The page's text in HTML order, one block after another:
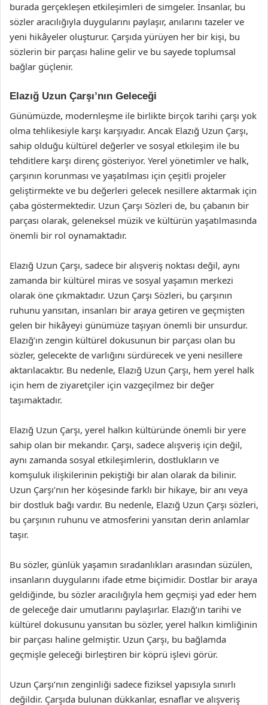
burada gerçekleşen etkileşimleri de simgeler. İnsanlar, bu
sözler aracılığıyla duygularını paylaşır, anılarını tazeler ve
yeni hikâyeler oluşturur. Çarşıda yürüyen her bir kişi, bu
sözlerin bir parçası haline gelir ve bu sayede toplumsal
bağlar güçlenir.
Elazığ Uzun Çarşı’nın Geleceği
Günümüzde, modernleşme ile birlikte birçok tarihi çarşı yok
olma tehlikesiyle karşı karşıyadır. Ancak Elazığ Uzun Çarşı,
sahip olduğu kültürel değerler ve sosyal etkileşim ile bu
tehditlere karşı direnç gösteriyor. Yerel yönetimler ve halk,
çarşının korunması ve yaşatılması için çeşitli projeler
geliştirmekte ve bu değerleri gelecek nesillere aktarmak için
çaba göstermektedir. Uzun Çarşı Sözleri de, bu çabanın bir
parçası olarak, geleneksel müzik ve kültürün yaşatılmasında
önemli bir rol oynamaktadır.
Elazığ Uzun Çarşı, sadece bir alışveriş noktası değil, aynı
zamanda bir kültürel miras ve sosyal yaşamın merkezi
olarak öne çıkmaktadır. Uzun Çarşı Sözleri, bu çarşının
ruhunu yansıtan, insanları bir araya getiren ve geçmişten
gelen bir hikâyeyi günümüze taşıyan önemli bir unsurdur.
Elazığ’ın zengin kültürel dokusunun bir parçası olan bu
sözler, gelecekte de varlığını sürdürecek ve yeni nesillere
aktarılacaktır. Bu nedenle, Elazığ Uzun Çarşı, hem yerel halk
için hem de ziyaretçiler için vazgeçilmez bir değer
taşımaktadır.
Elazığ Uzun Çarşı, yerel halkın kültüründe önemli bir yere
sahip olan bir mekandır. Çarşı, sadece alışveriş için değil,
aynı zamanda sosyal etkileşimlerin, dostlukların ve
komşuluk ilişkilerinin pekiştiği bir alan olarak da bilinir.
Uzun Çarşı’nın her köşesinde farklı bir hikaye, bir anı veya
bir dostluk bağı vardır. Bu nedenle, Elazığ Uzun Çarşı sözleri,
bu çarşının ruhunu ve atmosferini yansıtan derin anlamlar
taşır.
Bu sözler, günlük yaşamın sıradanlıkları arasından süzülen,
insanların duygularını ifade etme biçimidir. Dostlar bir araya
geldiğinde, bu sözler aracılığıyla hem geçmişi yad eder hem
de geleceğe dair umutlarını paylaşırlar. Elazığ’ın tarihi ve
kültürel dokusunu yansıtan bu sözler, yerel halkın kimliğinin
bir parçası haline gelmiştir. Uzun Çarşı, bu bağlamda
geçmişle geleceği birleştiren bir köprü işlevi görür.
Uzun Çarşı’nın zenginliği sadece fiziksel yapısıyla sınırlı
değildir. Çarşıda bulunan dükkanlar, esnaflar ve alışveriş